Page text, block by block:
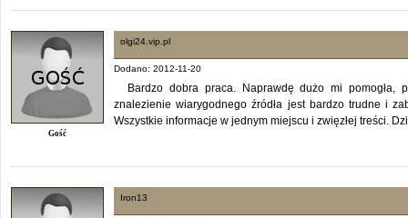
Gość
olgi24.vip.pl
Dodano: 2012-11-20
Bardzo dobra praca. Naprawdę dużo mi pomogła,
znalezienie wiarygodnego źródła jest bardzo trudne i
Wszystkie informacje w jednym miejscu i zwięzłej treści.
Iron13